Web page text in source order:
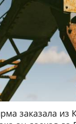
заказала из